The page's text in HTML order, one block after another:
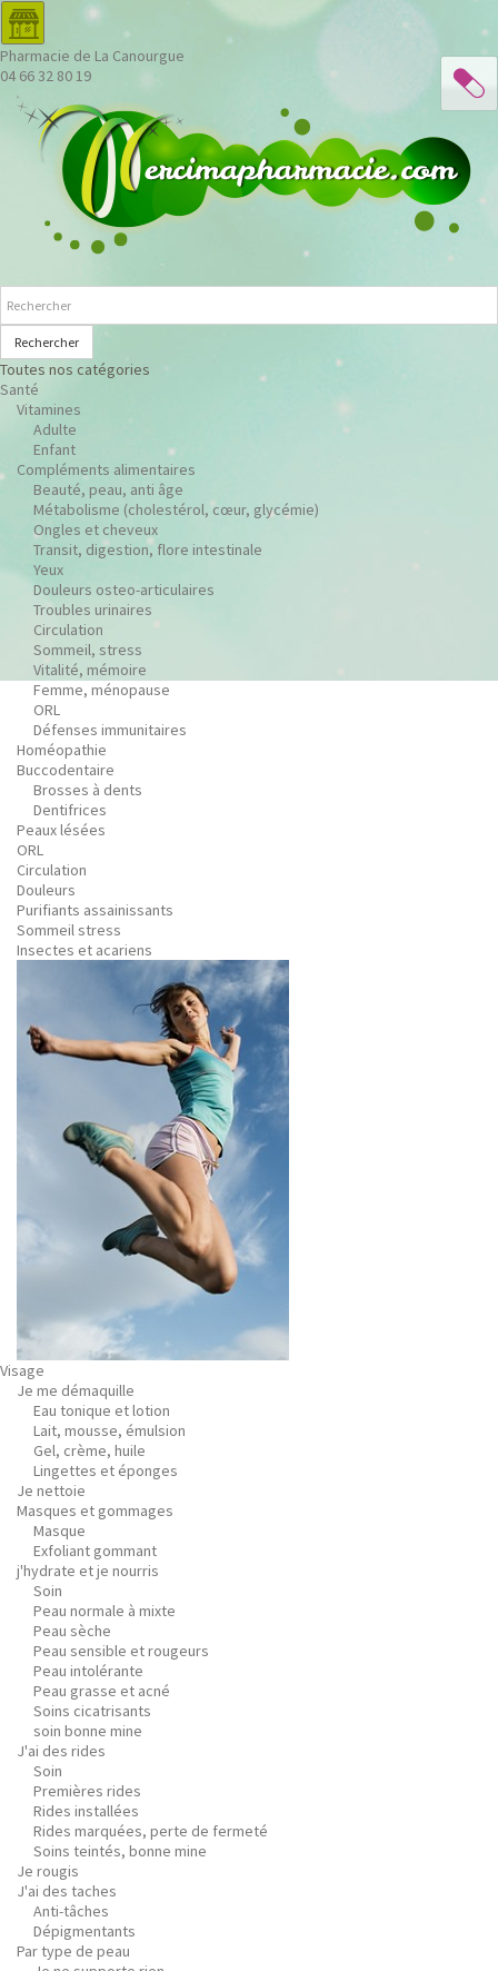
Pharmacie de La Canourgue
04 66 32 80 19
Rechercher
Toutes nos catégories
Santé
Vitamines
Adulte
Enfant
Compléments alimentaires
Beauté, peau, anti âge
Métabolisme (cholestérol, cœur, glycémie)
Ongles et cheveux
Transit, digestion, flore intestinale
Yeux
Douleurs osteo-articulaires
Troubles urinaires
Circulation
Sommeil, stress
Vitalité, mémoire
Femme, ménopause
ORL
Défenses immunitaires
Homéopathie
Buccodentaire
Brosses à dents
Dentifrices
Peaux lésées
ORL
Circulation
Douleurs
Purifiants assainissants
Sommeil stress
Insectes et acariens
Visage
Je me démaquille
Eau tonique et lotion
Lait, mousse, émulsion
Gel, crème, huile
Lingettes et éponges
Je nettoie
Masques et gommages
Masque
Exfoliant gommant
j'hydrate et je nourris
Soin
Peau normale à mixte
Peau sèche
Peau sensible et rougeurs
Peau intolérante
Peau grasse et acné
Soins cicatrisants
soin bonne mine
J'ai des rides
Soin
Premières rides
Rides installées
Rides marquées, perte de fermeté
Soins teintés, bonne mine
Je rougis
J'ai des taches
Anti-tâches
Dépigmentants
Par type de peau